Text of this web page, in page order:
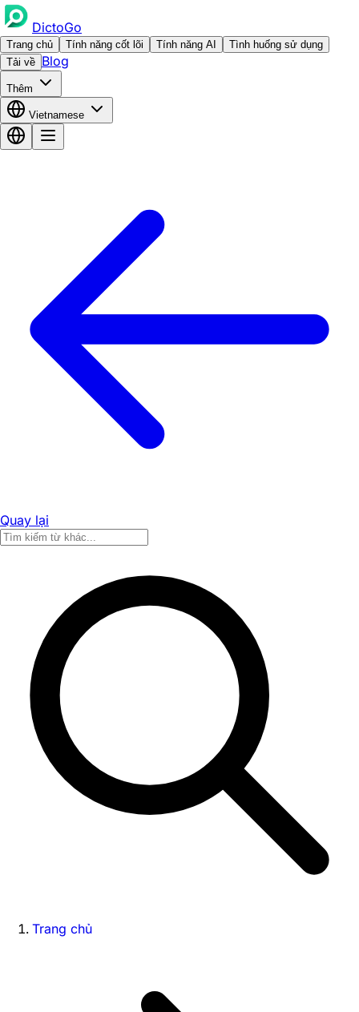
DictoGo
Trang chủ Tính năng cốt lõi Tính năng AI
Tình huống sử dụng
Tải về Blog
Thêm
Vietnamese
Quay lại
Trang chủ